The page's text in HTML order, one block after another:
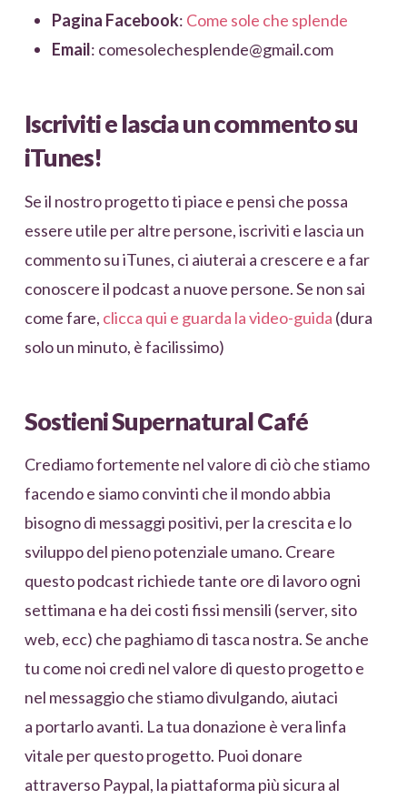
Pagina Facebook: Come sole che splende
Email: comesolechesplende@gmail.com
Iscriviti e lascia un commento su
iTunes!
Se il nostro progetto ti piace e pensi che possa
essere utile per altre persone, iscriviti e lascia un
commento su iTunes, ci aiuterai a crescere e a far
conoscere il podcast a nuove persone. Se non sai
come fare, clicca qui e guarda la video-guida (dura
solo un minuto, è facilissimo)
Sostieni Supernatural Café
Crediamo fortemente nel valore di ciò che stiamo
facendo e siamo convinti che il mondo abbia
bisogno di messaggi positivi, per la crescita e lo
sviluppo del pieno potenziale umano. Creare
questo podcast richiede tante ore di lavoro ogni
settimana e ha dei costi fissi mensili (server, sito
web, ecc) che paghiamo di tasca nostra. Se anche
tu come noi credi nel valore di questo progetto e
nel messaggio che stiamo divulgando, aiutaci
a portarlo avanti. La tua donazione è vera linfa
vitale per questo progetto. Puoi donare
attraverso Paypal, la piattaforma più sicura al